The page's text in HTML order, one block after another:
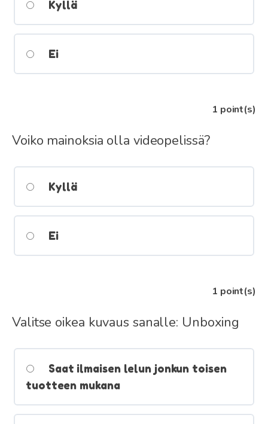
Kyllä
Ei
1 point(s)
Voiko mainoksia olla videopelissä?
Kyllä
Ei
1 point(s)
Valitse oikea kuvaus sanalle: Unboxing
Saat ilmaisen lelun jonkun toisen
tuotteen mukana